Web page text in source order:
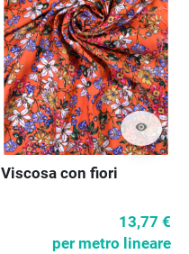
visibility
Viscosa con fiori
13,77 €
per metro lineare